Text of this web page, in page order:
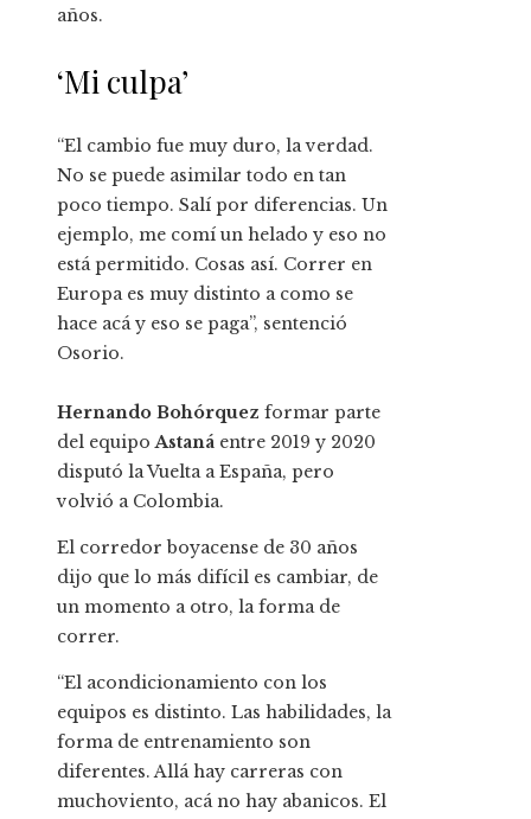
años.
‘Mi culpa’
“El cambio fue muy duro, la verdad.
No se puede asimilar todo en tan
poco tiempo. Salí por diferencias. Un
ejemplo, me comí un helado y eso no
está permitido. Cosas así. Correr en
Europa es muy distinto a como se
hace acá y eso se paga”, sentenció
Osorio.
Hernando Bohórquez formar parte
del equipoAstaná entre 2019 y 2020
disputó la Vuelta a España, pero
volvió a Colombia.
El corredor boyacense de 30 años
dijo que lo más difícil es cambiar, de
un momento a otro, la forma de
correr.
“El acondicionamiento con los
equipos es distinto. Las habilidades, la
forma de entrenamiento son
diferentes. Allá hay carreras con
muchoviento, acá no hay abanicos. El